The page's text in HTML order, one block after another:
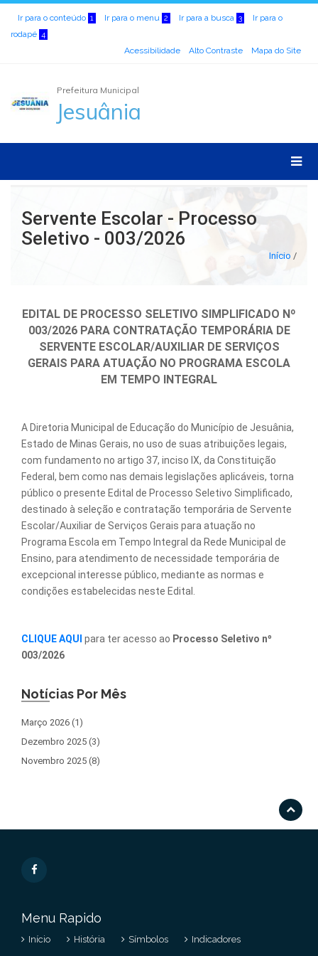
Ir para o conteúdo 1 Ir para o menu 2 Ir para a busca 3
Ir para o
rodapé 4
Acessibilidade Alto Contraste Mapa do Site
Prefeitura Municipal
Jesuânia
Servente Escolar - Processo
Seletivo - 003/2026
Início /
EDITAL DE PROCESSO SELETIVO SIMPLIFICADO Nº
003/2026 PARA CONTRATAÇÃO TEMPORÁRIA DE
SERVENTE ESCOLAR/AUXILIAR DE SERVIÇOS
GERAIS PARA ATUAÇÃO NO PROGRAMA ESCOLA
EM TEMPO INTEGRAL
A Diretoria Municipal de Educação do Município de Jesuânia,
Estado de Minas Gerais, no uso de suas atribuições legais,
com fundamento no artigo 37, inciso IX, da Constituição
Federal, bem como nas demais legislações aplicáveis, torna
público o presente Edital de Processo Seletivo Simplificado,
destinado à seleção e contratação temporária de Servente
Escolar/Auxiliar de Serviços Gerais para atuação no
Programa Escola em Tempo Integral da Rede Municipal de
Ensino, para atendimento de necessidade temporária de
excepcional interesse público, mediante as normas e
condições estabelecidas neste Edital.
CLIQUE AQUI para ter acesso ao Processo Seletivo nº
003/2026
Notícias Por Mês
Março 2026 (1)
Dezembro 2025 (3)
Novembro 2025 (8)
Menu Rapido
Início História Símbolos Indicadores